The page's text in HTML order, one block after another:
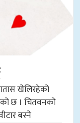
खेलिरहेको
छ । चितवनको
बस्ने